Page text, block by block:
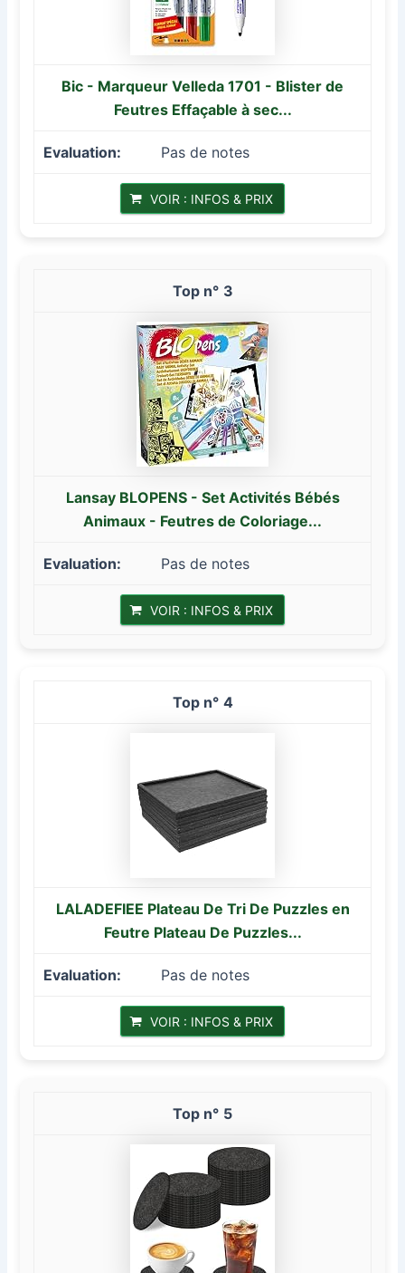
Bic - Marqueur Velleda 1701 - Blister de
Feutres Effaçable à sec...
Pas de notes
VOIR : INFOS & PRIX
3
Lansay BLOPENS - Set Activités Bébés
Animaux - Feutres de Coloriage...
Pas de notes
VOIR : INFOS & PRIX
4
LALADEFIEE Plateau De Tri De Puzzles en
Feutre Plateau De Puzzles...
Pas de notes
VOIR : INFOS & PRIX
5